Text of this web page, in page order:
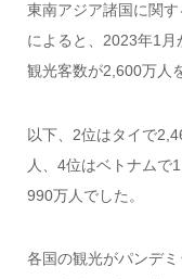
東南アジア諸国に関
によると、2023年1
観光客数が2,600万人
以下、2位はタイで
人、4位はベトナムで
990万人でした。
各国の観光がパンデ